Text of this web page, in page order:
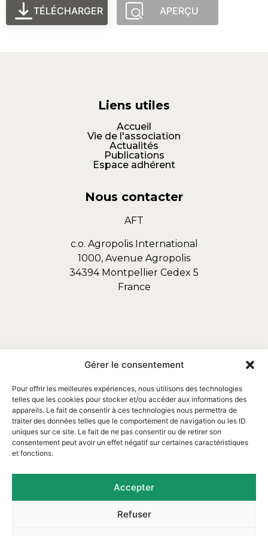
Gérer le consentement
Pour offrir les meilleures expériences, nous utilisons des technologies
telles que les cookies pour stocker et/ou accéder aux informations des
appareils. Le fait de consentir à ces technologies nous permettra de
traiter des données telles que le comportement de navigation ou les ID
uniques sur ce site. Le fait de ne pas consentir ou de retirer son
consentement peut avoir un effet négatif sur certaines caractéristiques
et fonctions.
Accepter
Refuser
TÉLÉCHARGER APERÇU
Email : contact@assofortrop.fr​
Liens utiles
Accueil
Vie de l'association
Actualités
Publications
Espace adhérent
Nous contacter
AFT
c.o. Agropolis International
1000, Avenue Agropolis
34394 Montpellier Cedex 5
France